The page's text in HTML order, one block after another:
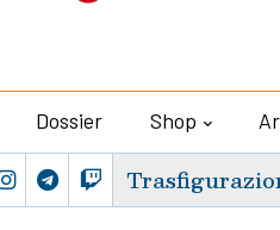
Dossier Shop